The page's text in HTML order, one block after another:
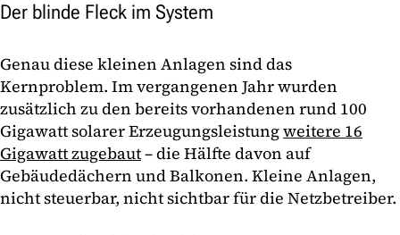
Der blinde Fleck im System
Genau diese kleinen Anlagen sind das
Kernproblem. Im vergangenen Jahr wurden
zusätzlich zu den bereits vorhandenen rund 100
Gigawatt solarer Erzeugungsleistungweitere 16
Gigawatt zugebaut– die Hälfte davon auf
Gebäudedächern und Balkonen. Kleine Anlagen,
nicht steuerbar, nicht sichtbar für die Netzbetreiber.